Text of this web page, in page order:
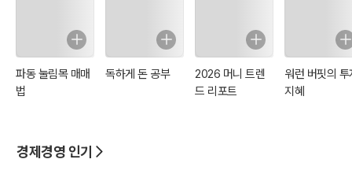
파동 눌림목 매매
법
독하게 돈 공부
2026 머니 트렌
드 리포트
워런 버핏의 투
지혜
경제경영 인기